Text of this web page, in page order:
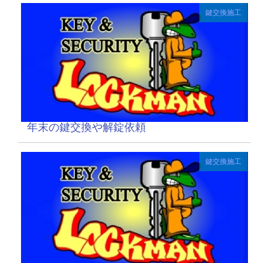
鍵交換施工
年末の鍵交換や解錠依頼
鍵交換施工